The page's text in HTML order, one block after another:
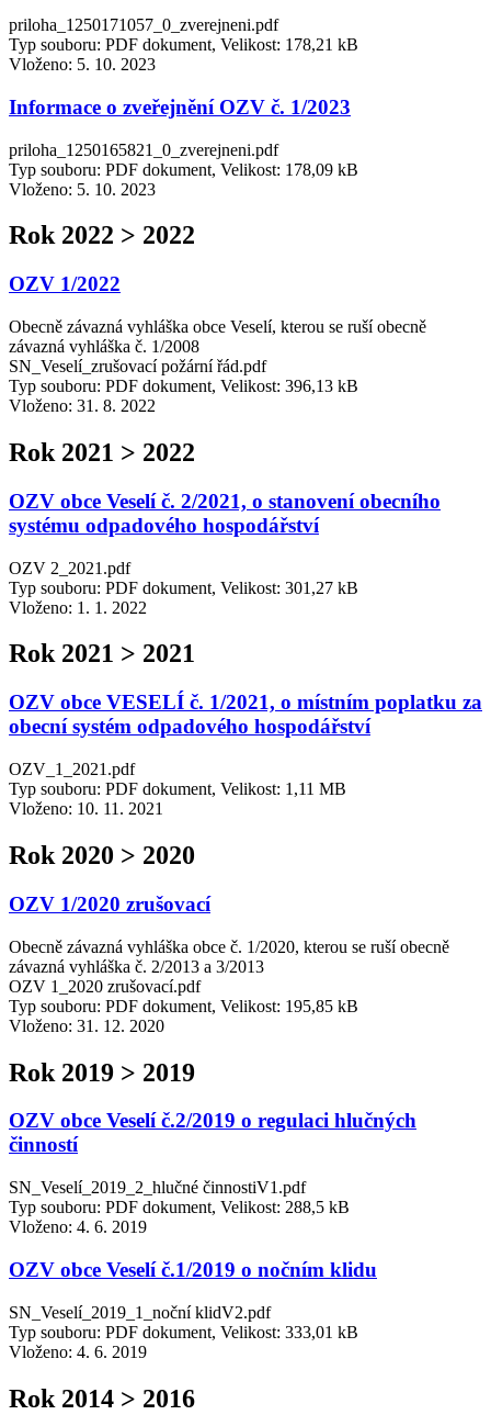
priloha_1250171057_0_zverejneni.pdf
Typ souboru: PDF dokument, Velikost: 178,21 kB
Vloženo: 5. 10. 2023
Informace o zveřejnění OZV č. 1/2023
priloha_1250165821_0_zverejneni.pdf
Typ souboru: PDF dokument, Velikost: 178,09 kB
Vloženo: 5. 10. 2023
Rok 2022 > 2022
OZV 1/2022
Obecně závazná vyhláška obce Veselí, kterou se ruší obecně
závazná vyhláška č. 1/2008
SN_Veselí_zrušovací požární řád.pdf
Typ souboru: PDF dokument, Velikost: 396,13 kB
Vloženo: 31. 8. 2022
Rok 2021 > 2022
OZV obce Veselí č. 2/2021, o stanovení obecního
systému odpadového hospodářství
OZV 2_2021.pdf
Typ souboru: PDF dokument, Velikost: 301,27 kB
Vloženo: 1. 1. 2022
Rok 2021 > 2021
OZV obce VESELÍ č. 1/2021, o místním poplatku za
obecní systém odpadového hospodářství
OZV_1_2021.pdf
Typ souboru: PDF dokument, Velikost: 1,11 MB
Vloženo: 10. 11. 2021
Rok 2020 > 2020
OZV 1/2020 zrušovací
Obecně závazná vyhláška obce č. 1/2020, kterou se ruší obecně
závazná vyhláška č. 2/2013 a 3/2013
OZV 1_2020 zrušovací.pdf
Typ souboru: PDF dokument, Velikost: 195,85 kB
Vloženo: 31. 12. 2020
Rok 2019 > 2019
OZV obce Veselí č.2/2019 o regulaci hlučných
činností
SN_Veselí_2019_2_hlučné činnostiV1.pdf
Typ souboru: PDF dokument, Velikost: 288,5 kB
Vloženo: 4. 6. 2019
OZV obce Veselí č.1/2019 o nočním klidu
SN_Veselí_2019_1_noční klidV2.pdf
Typ souboru: PDF dokument, Velikost: 333,01 kB
Vloženo: 4. 6. 2019
Rok 2014 > 2016